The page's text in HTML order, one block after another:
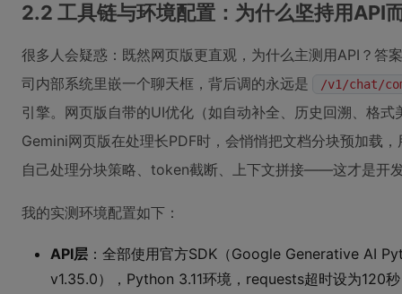
2.2 工具链与环境配置：为什么坚持用API
很多人会疑惑：既然网页版更直观，为什么主测用API？答
司内部系统里嵌一个聊天框，背后调的永远是
/v1/chat/
引擎。网页版自带的UI优化（如自动补全、历史回溯、格
Gemini网页版在处理长PDF时，会悄悄把文档分块预加载
自己处理分块策略、token截断、上下文拼接——这才是开
我的实测环境配置如下：
API层 ：全部使用官方SDK（Google Generative AI
v1.35.0），Python 3.11环境，requests超时设为120